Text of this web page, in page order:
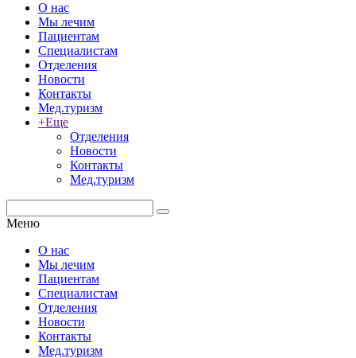
О нас
Мы лечим
Пациентам
Специалистам
Отделения
Новости
Контакты
Мед.туризм
+Еще
Отделения
Новости
Контакты
Мед.туризм
Меню
О нас
Мы лечим
Пациентам
Специалистам
Отделения
Новости
Контакты
Мед.туризм